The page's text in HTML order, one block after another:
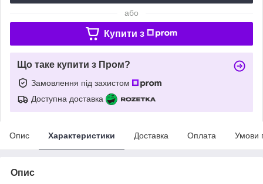
або
Купити з
Що таке купити з Пром?
Замовлення під захистом
Доступна доставка
Опис Характеристики Доставка Оплата Умови
Опис